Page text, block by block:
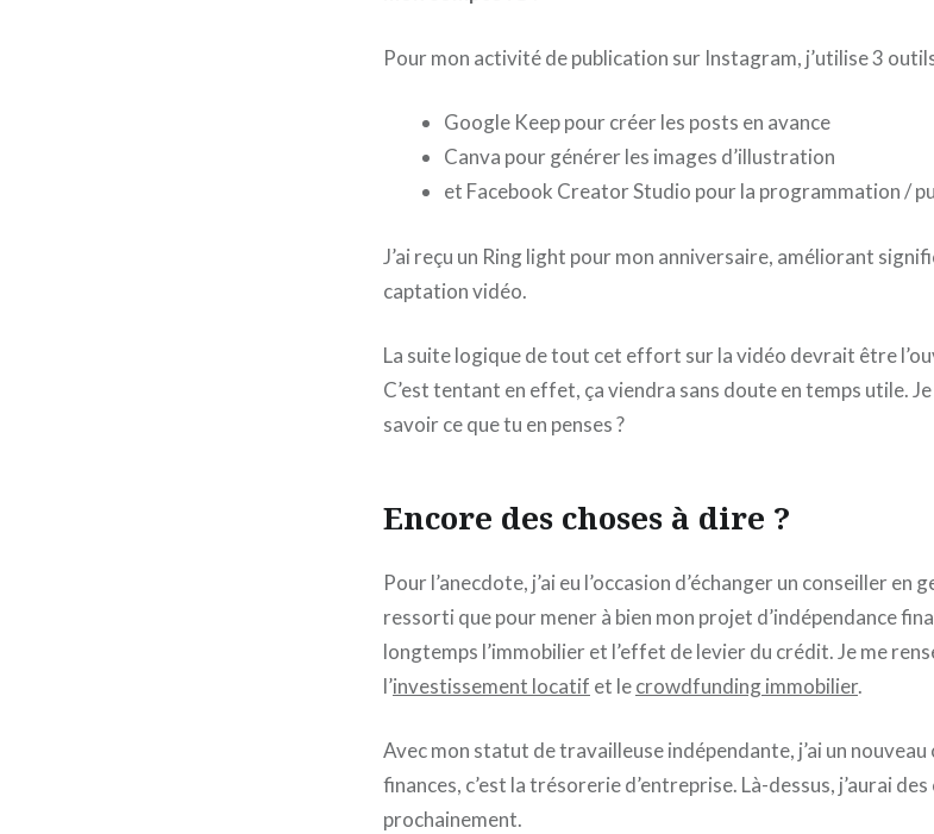
Pour mon activité de publication sur Instagram, j’utilise 3
Google Keep pour créer les posts en avance
Canva pour générer les images d’illustration
et Facebook Creator Studio pour la programmation /
J’ai reçu un Ring light pour mon anniversaire, améliorant
captation vidéo.
La suite logique de tout cet effort sur la vidéo devrait être
C’est tentant en effet, ça viendra sans doute en temps utile.
savoir ce que tu en penses ?
Encore des choses à dire ?
Pour l’anecdote, j’ai eu l’occasion d’échanger un conseiller
ressorti que pour mener à bien mon projet d’indépendance
longtemps l’immobilier et l’effet de levier du crédit. Je me
l’investissement locatif et lecrowdfunding immobilier.
Avec mon statut de travailleuse indépendante, j’ai un nouveau
finances, c’est la trésorerie d’entreprise. Là-dessus, j’aurai
prochainement.